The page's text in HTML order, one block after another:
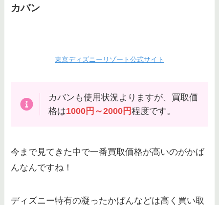
カバン
東京ディズニーリゾート公式サイト
カバンも使用状況よりますが、買取価
格は1000円～2000円程度です。
今まで見てきた中で一番買取価格が高いのがかば
んなんですね！
ディズニー特有の凝ったかばんなどは高く買い取